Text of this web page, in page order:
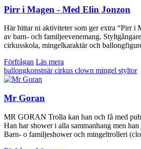
Pirr i Magen - Med Elin Jonzon
Här hittar ni aktiviteter som ger extra “Pirr i
av barn- och familjeevenemang.
cirkusskola, mingelkaraktär och
Förfrågan Läs mera
ballongkonstnärcirkus clown mingel styltor
Mr Goran
MR GORAN Trolla kan han och få med
Han har shower i alla sammanhang men
Barn- o familjeshower och mingeltrolleri